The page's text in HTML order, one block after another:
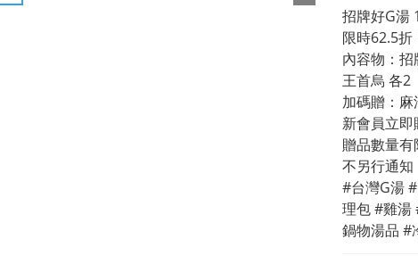
招牌好G湯
限時62.5
內容物：
王首烏 各2
加碼贈：
新會員立
贈品數量
不另行通知
#台灣G湯
理包 #雞湯
鍋物湯品 #